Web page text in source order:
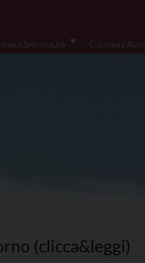
e Spiritualità Cultura e Arte
(clicca&leggi)